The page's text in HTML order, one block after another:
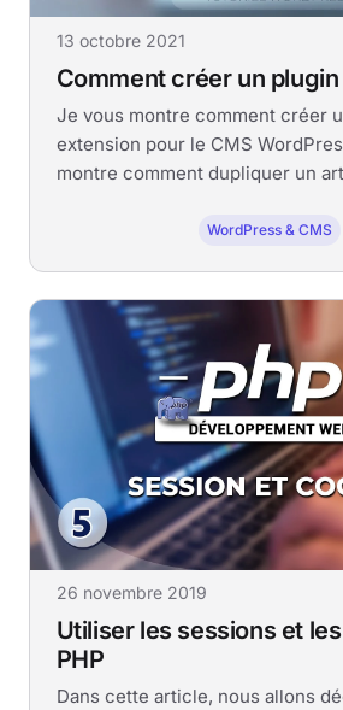
13 octobre 2021
Comment créer un
Je vous montre comment créer
extension pour le CMS
montre comment dupliquer un
WordPress & CMS
26 novembre 2019
Utiliser les sessions et
PHP
Dans cette article, nous allons